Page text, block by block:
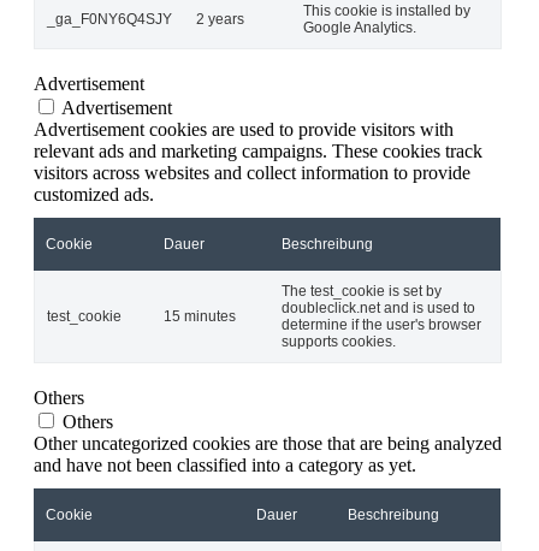
_ga_F0NY6Q4SJY 2 years
This cookie is installed by
Google Analytics.
Advertisement
Advertisement
Advertisement cookies are used to provide visitors with
relevant ads and marketing campaigns. These cookies track
visitors across websites and collect information to provide
customized ads.
Cookie Dauer Beschreibung
test_cookie 15 minutes
The test_cookie is set by
doubleclick.net and is used to
determine if the user's browser
supports cookies.
Others
Others
Other uncategorized cookies are those that are being analyzed
and have not been classified into a category as yet.
Cookie Dauer Beschreibung